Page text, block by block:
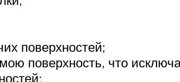
поверхностей;
поверхность, что